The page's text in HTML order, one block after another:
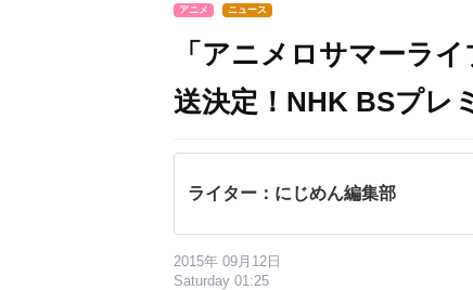
アニメ ニュース
「アニメロサマーラ
送決定！NHK BSプレ
ライター：にじめん編集部
2015年 09月12日
Saturday 01:25